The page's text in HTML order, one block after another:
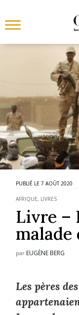
7 AOÛT 2020
AFRIQUE, LIVRES
Livre –
malade
par EUGÈNE BERG
Les pères